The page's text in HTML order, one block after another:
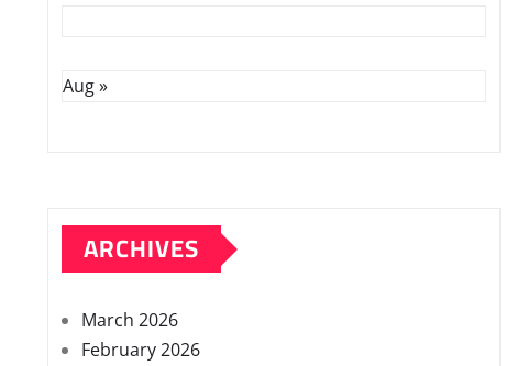
Aug »
ARCHIVES
March 2026
February 2026